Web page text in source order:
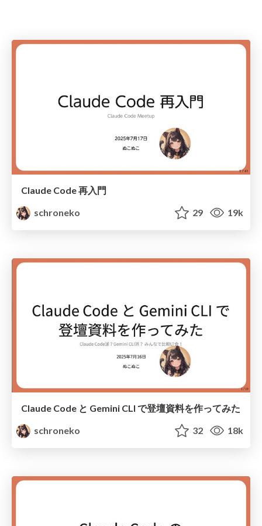
Claude Code 再入門
schroneko
29 19k
Claude Code と Gemini CLI で登壇資料を作ってみた
schroneko
32 18k